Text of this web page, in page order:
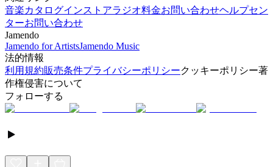
音楽カタログインストアラジオ料金お問い合わせヘルプセン
ターお問い合わせ
Jamendo
Jamendo for ArtistsJamendo Music
法的情報
利用規約販売条件プライバシーポリシークッキーポリシー著
作権侵害について
フォローする